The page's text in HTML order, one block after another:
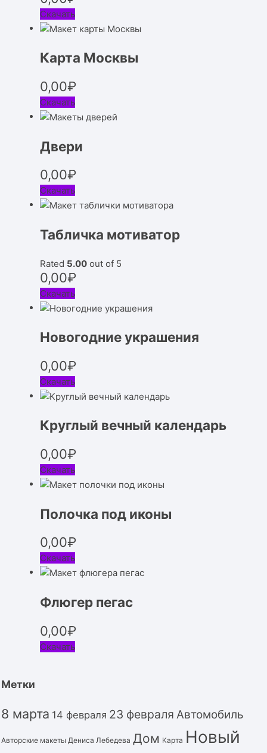
Скачать
Карта Москвы
0,00₽
Скачать
Двери
0,00₽
Скачать
Табличка мотиватор
Rated 5.00 out of 5
0,00₽
Скачать
Новогодние украшения
0,00₽
Скачать
Круглый вечный календарь
0,00₽
Скачать
Полочка под иконы
0,00₽
Скачать
Флюгер пегас
0,00₽
Скачать
Метки
8 марта 14 февраля 23 февраля Автомобиль
Авторские макеты Дениса Лебедева Дом Карта Новый